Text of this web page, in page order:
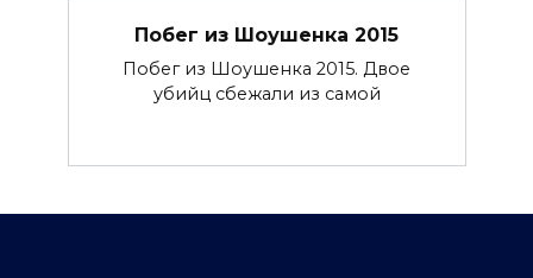
Побег из Шоушенка 2015
Побег из Шоушенка 2015. Двое
убийц сбежали из самой